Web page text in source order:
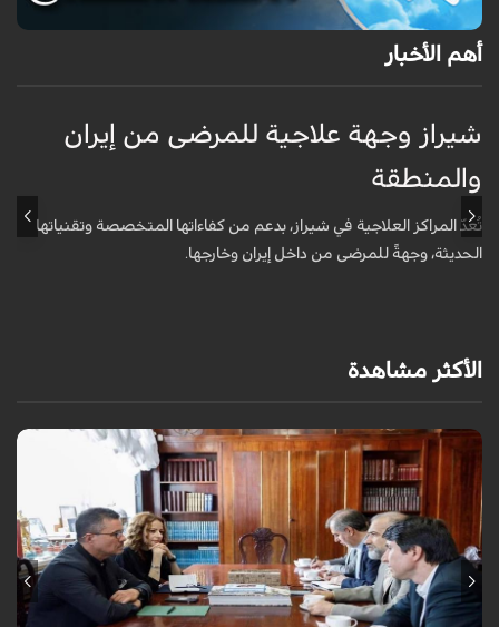
أهم الأخبار
شيراز وجهة علاجية للمرضى من إيران
والمنطقة
تُعدّ المراكز العلاجية في شيراز، بدعم من كفاءاتها المتخصّصة وتقنياتها
الحديثة، وجهةً للمرضى من داخل إيران وخارجها.
الأكثر مشاهدة
قال سفير ايران لدى روسيا كاظم جلالي انه تمت اضافة مدينة قازان مركز
تترستان الى قائمة مستضيفي الاسبوع الثقافي الايراني في روسيا موضحا ان